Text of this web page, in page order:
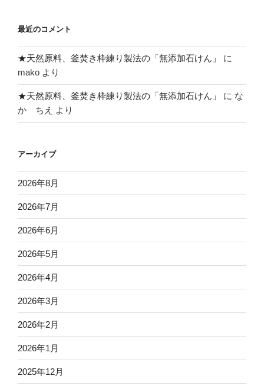
最近のコメント
★天然原料、釜焚き枠練り製法の「無添加石けん」
に
mako より
★天然原料、釜焚き枠練り製法の「無添加石けん」 に な
か ちえ
より
アーカイブ
2026年8月
2026年7月
2026年6月
2026年5月
2026年4月
2026年3月
2026年2月
2026年1月
2025年12月